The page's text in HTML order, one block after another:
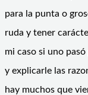
para la punta o
ruda y tener
mi caso si uno
y explicarle las
hay muchos que